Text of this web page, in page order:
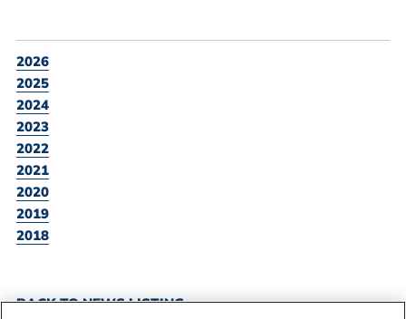
2026
2025
2024
2023
2022
2021
2020
2019
2018
BACK TO NEWS LISTING